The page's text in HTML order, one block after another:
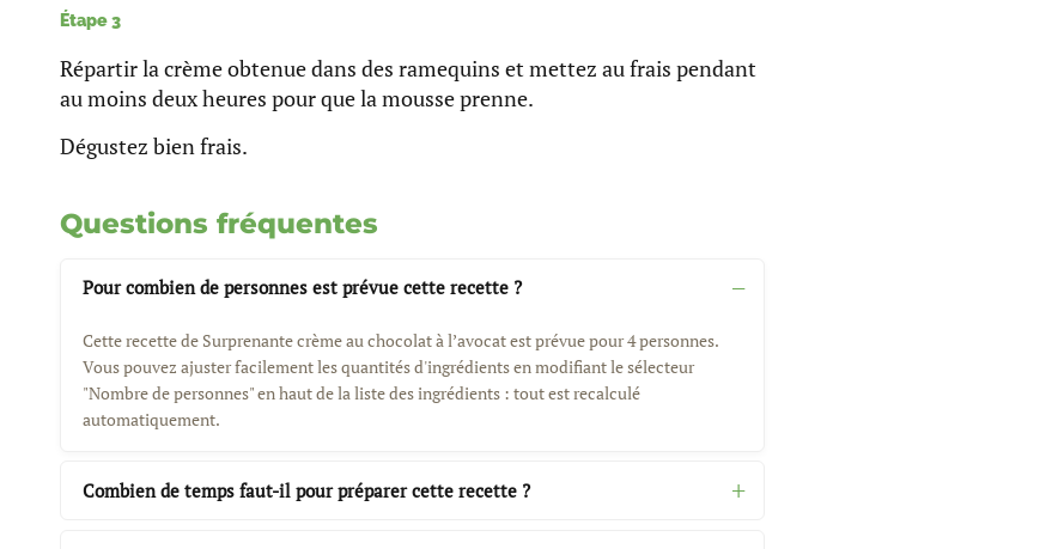
Étape 3
Répartir la crème obtenue dans des ramequins et mettez au frais pendant
au moins deux heures pour que la mousse prenne.
Dégustez bien frais.
Questions fréquentes
Pour combien de personnes est prévue cette recette ?
Cette recette de Surprenante crème au chocolat à l’avocat est prévue pour 4 personnes.
Vous pouvez ajuster facilement les quantités d'ingrédients en modifiant le sélecteur
"Nombre de personnes" en haut de la liste des ingrédients : tout est recalculé
automatiquement.
Combien de temps faut-il pour préparer cette recette ?